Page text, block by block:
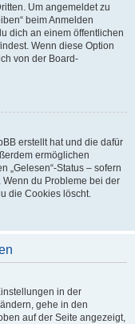
Um angemeldet zu
beim Anmelden
dich an einem öffentlichen
Wenn diese Option
von der Board-
erstellt hat und die dafür
ermöglichen
„Gelesen“-Status – sofern
du Probleme bei der
die Cookies löscht.
in der
gehe in den
auf der Seite angezeigt,